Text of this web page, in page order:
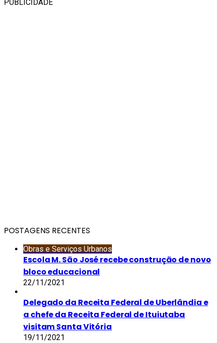
PUBLICIDADE
POSTAGENS RECENTES
Obras e Serviços Urbanos
Escola M. São José recebe construção de novo
bloco educacional
22/11/2021
Delegado da Receita Federal de Uberlândia e
a chefe da Receita Federal de Ituiutaba
visitam Santa Vitória
19/11/2021